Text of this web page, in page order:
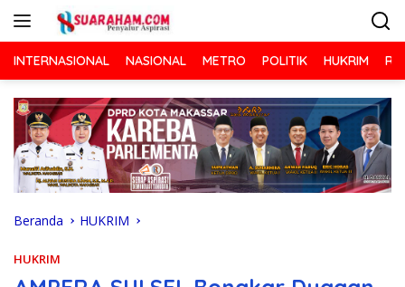
INTERNASIONAL NASIONAL METRO POLITIK HUKRIM
Beranda HUKRIM
HUKRIM